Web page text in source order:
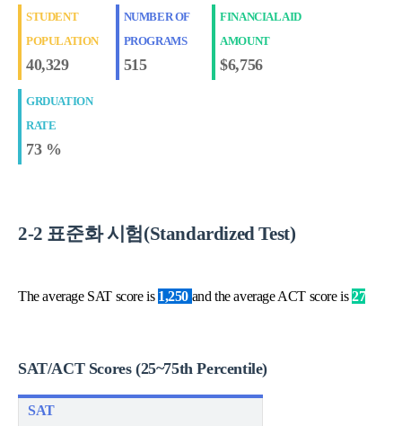
STUDENT
POPULATION
40,329
NUMBER OF
PROGRAMS
515
FINANCIAL AID
AMOUNT
$6,756
GRDUATION
RATE
73 %
2-2 표준화 시험(Standardized Test)
The average SAT score is 1,250 and the average ACT score is27
SAT/ACT Scores (25~75th Percentile)
SAT